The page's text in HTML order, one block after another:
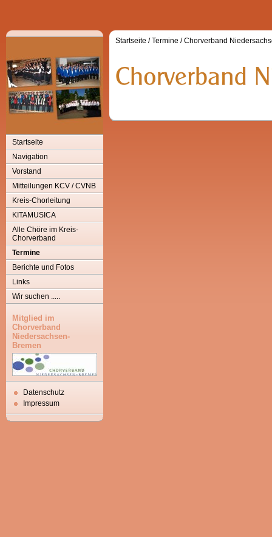
Startseite
Navigation
Vorstand
Mitteilungen KCV / CVNB
Kreis-Chorleitung
KITAMUSICA
Alle Chöre im Kreis-
Chorverband
Termine
Berichte und Fotos
Links
Wir suchen .....
Mitglied im
Chorverband
Niedersachsen-
Bremen
Datenschutz
Impressum
Startseite /Termine /Chorverband